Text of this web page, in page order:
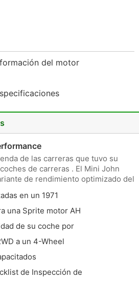
del motor
de las carreras que tuvo su
de carreras . El Mini John
de rendimiento optimizado del
Works es impulsado por un 1.6 L i
en un 1971
una Sprite motor AH
de su coche por
a un 4-Wheel
de Inspección de